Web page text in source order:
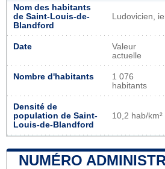
Nom des habitants
de Saint-Louis-de-
Blandford
Ludovicien,
Date
Valeur
actuelle
Nombre d'habitants
1 076
habitants
Densité de
population de Saint-
Louis-de-Blandford
10,2 hab/km²
NUMÉRO